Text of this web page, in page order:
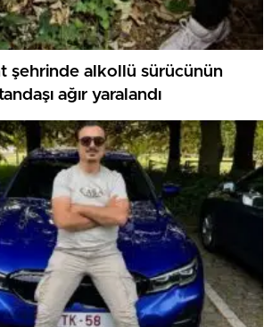
şehrinde alkollü sürücünün
ağır yaralandı